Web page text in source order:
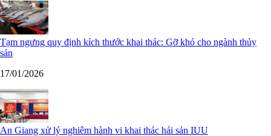
Tạm ngưng quy định kích thước khai thác: Gỡ khó cho ngành thủy
sản
17/01/2026
An Giang xử lý nghiêm hành vi khai thác hải sản IUU